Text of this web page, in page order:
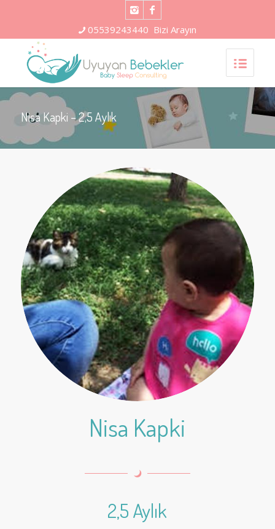
05539243440 Bizi Arayın
Nisa Kapki – 2,5 Aylık
Nisa Kapki
2,5 Aylık